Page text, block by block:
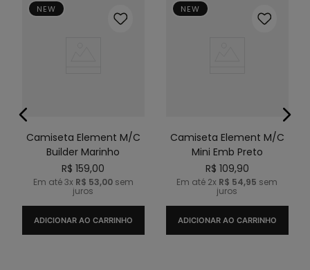
NEW
Camiseta Element M/C
Builder Marinho
R$ 159,00
Em até3x R$ 53,00sem
juros
ADICIONAR AO CARRINHO
NEW
Camiseta Element M/C
Mini Emb Preto
R$ 109,90
Em até 2x R$ 54,95 sem
juros
ADICIONAR AO CARRINHO